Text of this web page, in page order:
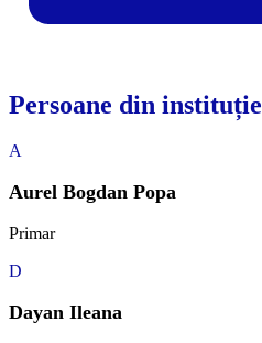
Persoane din instituție
A
Aurel Bogdan Popa
Primar
D
Dayan Ileana